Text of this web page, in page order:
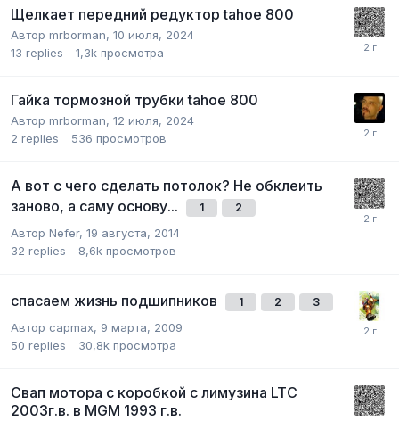
Щелкает передний редуктор tahoe 800
Автор mrborman, 10 июля, 2024
13 replies 1,3k просмотра
Гайка тормозной трубки tahoe 800
Автор mrborman, 12 июля, 2024
2 replies 536 просмотров
А вот с чего сделать потолок? Не обклеить
заново, а саму основу...
1 2
Автор Nefer, 19 августа, 2014
32 replies 8,6k просмотров
спасаем жизнь подшипников 1 2 3
Автор capmax, 9 марта, 2009
50 replies 30,8k просмотра
Свап мотора с коробкой с лимузина LTC
2003г.в. в MGM 1993 г.в.